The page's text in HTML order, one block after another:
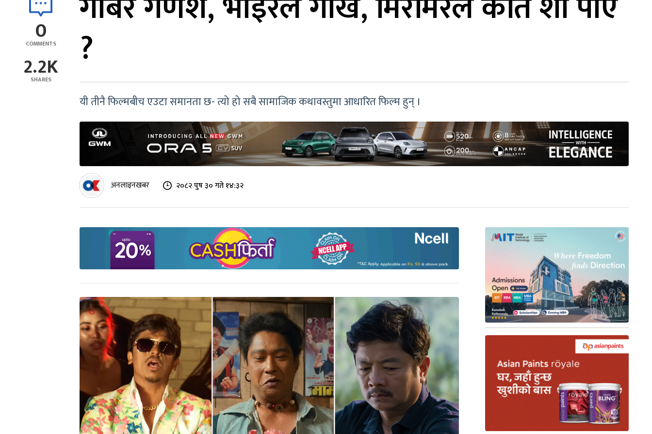
0
COMMENTS
2.2K
SHARES
?
यी तीनै फिल्मबीच एउटा समानता छ- त्यो हो सबै सामाजिक कथावस्तुमा आधारित फिल्म हुन् ।
अनलाइनखबर २०८२ पुष ३० गते १४:३२